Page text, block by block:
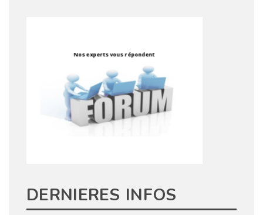
DERNIERES INFOS